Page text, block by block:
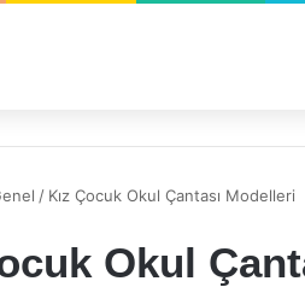
/ Kız Çocuk Okul Çantası Modelleri
Okul